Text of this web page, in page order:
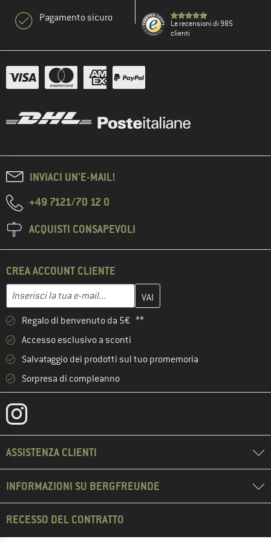
Pagamento sicuro
Le recensioni di 985
clienti
INVIACI UN'E-MAIL!
+49 7121/70 12 0
ACQUISTI CONSAPEVOLI
CREA ACCOUNT CLIENTE
Indirizzo e-mail
Inserisci qui il tuo indirizzo e-mail e crea il tuo account cliente
Regalo di benvenuto da 5€ **
Accesso esclusivo a sconti
Salvataggio dei prodotti sul tuo promemoria
Sorpresa di compleanno
ASSISTENZA CLIENTI
INFORMAZIONI SU BERGFREUNDE
RECESSO DEL CONTRATTO